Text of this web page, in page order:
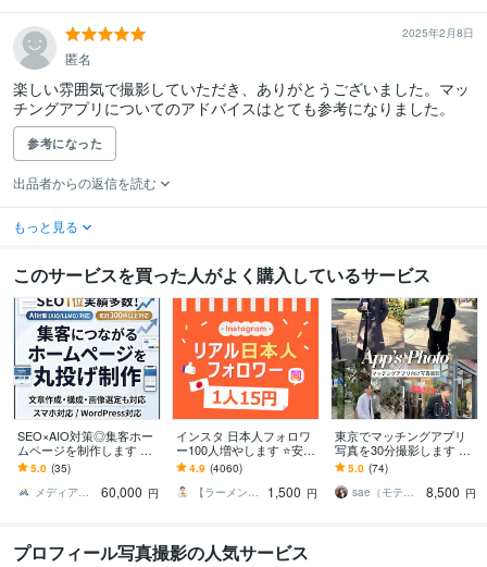
2025年2月8日
匿名
楽しい雰囲気で撮影していただき、ありがとうございました。マッ
チングアプリについてのアドバイスはとても参考になりました。
参考になった
出品者からの返信を読む
もっと見る
このサービスを買った人がよく購入しているサービス
SEO×AIO対策◎集客ホー
ムページを制作します SE
O×AIO最適化(LLMO)◎丸
投げOKで作成します
5.0 (35)
メディアブーム｜Web集客の専門家
60,000 円
インスタ 日本人フォロワ
ー100人増やします ⭐安
心・安全⭐高品質⭐減少時
補填有⭐凍結無⭐減少無⭐
4.9 (4060)
【ラーメン男子】
1,500 円
東京でマッチングアプリ
写真を30分撮影します wit
hでパートナーに出会った
婚活・恋活カメラマンが
撮影！
5.0 (74)
sae（モテ角クリエイター）
8,500 円
プロフィール写真撮影の人気サービス